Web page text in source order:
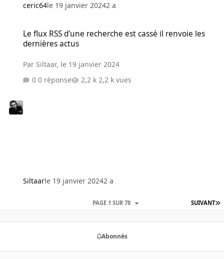
ceric64le 19 janvier 20242 a
Le flux RSS d'une recherche est cassé il renvoie les
dernières actus
Par Siltaar, le 19 janvier 2024
0 réponse
2,2 k vues
Siltaarle 19 janvier 20242 a
SUIVANT
PAGE 1 SUR 78
Abonnés